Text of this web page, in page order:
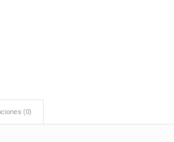
(0)